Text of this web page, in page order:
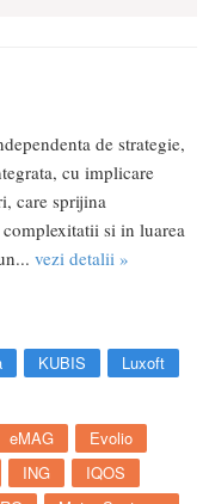
de strategie,
cu implicare
care sprijina
si in luarea
vezi detalii »
KUBIS Luxoft
eMAG
Evolio
ING
IQOS